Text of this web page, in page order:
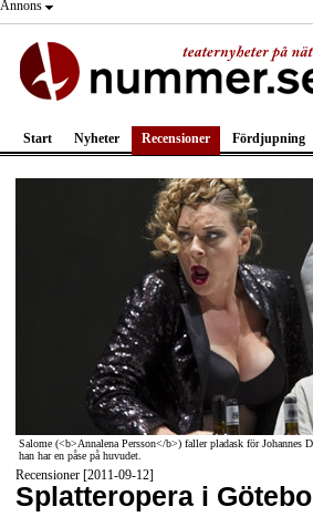
Annons
Start Nyheter Recensioner Fördjupning
Salome (<b>Annalena Persson</b>) faller pladask för Johannes
han har en påse på huvudet.
Recensioner [2011-09-12]
Splatteropera i